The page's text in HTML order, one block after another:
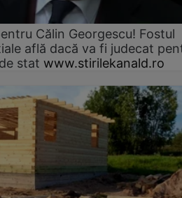
Călin Georgescu! Fostul
află dacă va fi judecat
stat www.stirilekanald.ro